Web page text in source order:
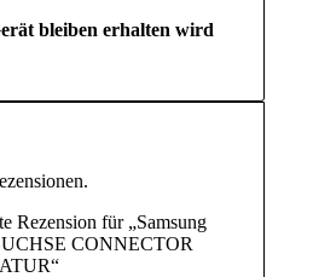
bleiben erhalten wird
Rezension für „Samsung
CONNECTOR